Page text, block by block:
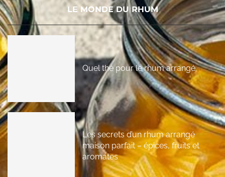
LE MONDE DU RHUM
Quel thé pour le rhum arrangé
Les secrets d’un rhum arrangé
maison parfait – épices, fruits et
aromates